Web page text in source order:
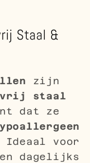
Staal &
zijn
staal
dat ze
voor
en dagelijks